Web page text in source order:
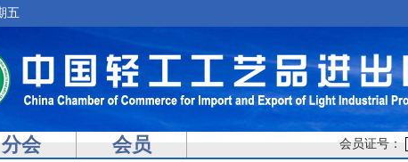
五
分会 会员 会员证号：